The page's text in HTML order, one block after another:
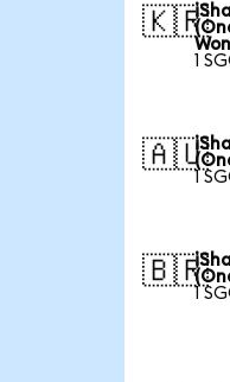
🇰🇷
1
🇦🇺
1
🇧🇷
1